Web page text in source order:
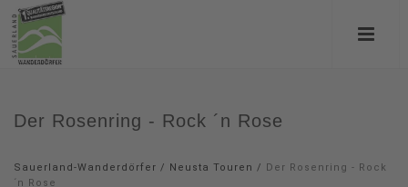
Der Rosenring - Rock ´n Rose
Sauerland-Wanderdörfer / Neusta Touren / Der Rosenring - Rock
´n Rose